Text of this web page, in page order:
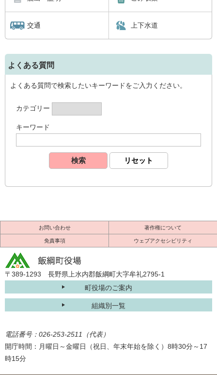
交通 上下水道
よくある質問
よくある質問で検索したいキーワードをご入力ください。
カテゴリー
キーワード
お問い合わせ 著作権について
免責事項 ウェブアクセシビリティ
〒389-1293 長野県上水内郡飯綱町大字牟礼2795-1
町役場のご案内
組織別一覧
電話番号：026-253-2511（代表）
開庁時間：月曜日～金曜日（祝日、年末年始を除く）8時30分～17
時15分